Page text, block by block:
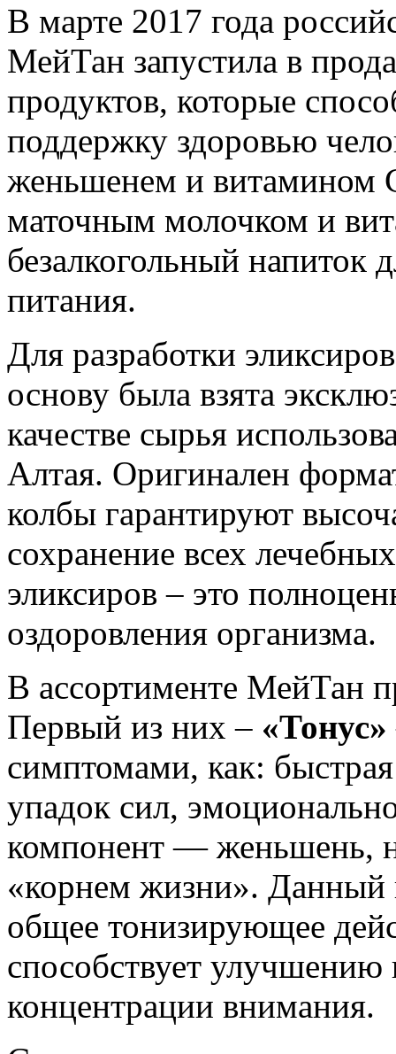
В марте 2017 года
МейТан запустила в
продуктов, которые
поддержку здоровью
женьшенем и витамином
маточным молочком и
безалкогольный напиток
питания.
Для разработки
основу была взята
качестве сырья
Алтая. Оригинален
колбы гарантируют
сохранение всех
эликсиров – это
оздоровления организма.
В ассортименте МейТан
Первый из них – «Тонус»
симптомами, как:
упадок сил,
компонент — женьшень,
«корнем жизни». Данный
общее тонизирующее
способствует
концентрации внимания.